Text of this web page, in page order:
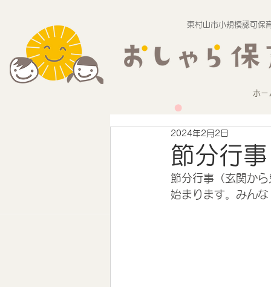
東村山市小規模認可保
ホー
節分行
2024年2月2日
節分行事（玄関か
始まります。みん